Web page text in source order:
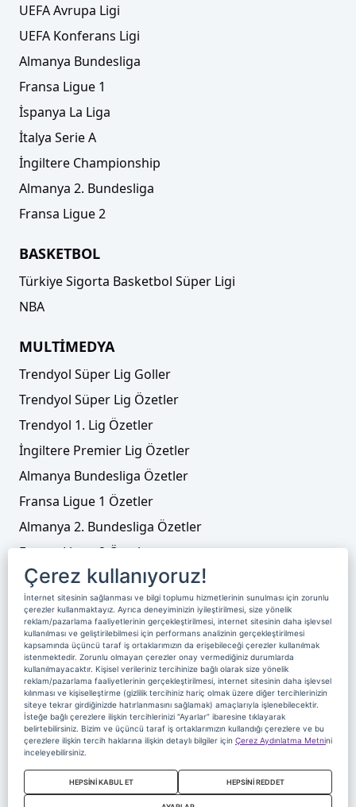
UEFA Avrupa Ligi
UEFA Konferans Ligi
Almanya Bundesliga
Fransa Ligue 1
İspanya La Liga
İtalya Serie A
İngiltere Championship
Almanya 2. Bundesliga
Fransa Ligue 2
BASKETBOL
Türkiye Sigorta Basketbol Süper Ligi
NBA
MULTİMEDYA
Trendyol Süper Lig Goller
Trendyol Süper Lig Özetler
Trendyol 1. Lig Özetler
İngiltere Premier Lig Özetler
Almanya Bundesliga Özetler
Fransa Ligue 1 Özetler
Almanya 2. Bundesliga Özetler
Fransa Ligue 2 Özetler
Tenis
Video Liste
Foto Galeriler
Üyelik Yayın Akışı Reklam
Site Sözleşmesi
Künye ve İletişim
Çerez Politikası
Çerez Yönetimi
Veri Sahibi Başvuru Formu
Nereden İzlerim
Copyright 2020 Digiturk Bu siteyi kullanarak sözleşmeyi kabul etmiş
sayılırsınız.
Çerez kullanıyoruz!
İnternet sitesinin sağlanması ve bilgi toplumu hizmetlerinin sunulması için zorunlu
çerezler kullanmaktayız. Ayrıca deneyiminizin iyileştirilmesi, size yönelik
reklam/pazarlama faaliyetlerinin gerçekleştirilmesi, internet sitesinin daha işlevsel
kullanılması ve geliştirilebilmesi için performans analizinin gerçekleştirilmesi
kapsamında üçüncü taraf iş ortaklarımızın da erişebileceği çerezler kullanılmak
istenmektedir. Zorunlu olmayan çerezler onay vermediğiniz durumlarda
kullanılmayacaktır. Kişisel verileriniz tercihinize bağlı olarak size yönelik
reklam/pazarlama faaliyetlerinin gerçekleştirilmesi, internet sitesinin daha işlevsel
kılınması ve kişiselleştirme (gizlilik tercihiniz hariç olmak üzere diğer tercihlerinizin
siteye tekrar girdiğinizde hatırlanmasını sağlamak) amaçlarıyla işlenebilecektir.
İsteğe bağlı çerezlere ilişkin tercihlerinizi “Ayarlar” ibaresine tıklayarak
belirtebilirsiniz. Bizim ve üçüncü taraf iş ortaklarımızın kullandığı çerezlere ve bu
çerezlere ilişkin tercih haklarına ilişkin detaylı bilgiler için Çerez Aydınlatma Metnini
inceleyebilirsiniz.
HEPSİNİ KABUL ET HEPSİNİ REDDET